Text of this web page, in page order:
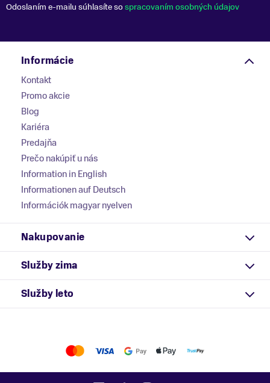
Odoslaním e-mailu súhlasíte sospracovaním osobných údajov
Informácie
Kontakt
Promo akcie
Blog
Kariéra
Predajňa
Prečo nakúpiť u nás
Information in English
Informationen auf Deutsch
Információk magyar nyelven
Nakupovanie
Služby zima
Služby leto